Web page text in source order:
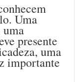
Uma
uma
presente
uma
importante